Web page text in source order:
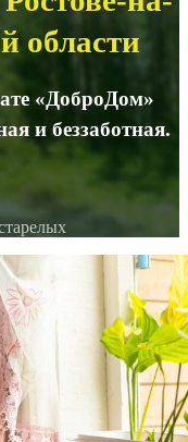
области
«ДоброДом»
и беззаботная.